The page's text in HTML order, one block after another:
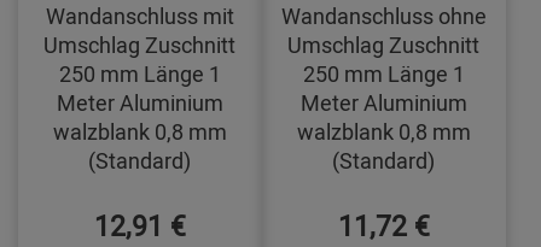
Wandanschluss mit
Umschlag Zuschnitt
250 mm Länge 1
Meter Aluminium
walzblank 0,8 mm
(Standard)
12,91 €
Wandanschluss ohne
Umschlag Zuschnitt
250 mm Länge 1
Meter Aluminium
walzblank 0,8 mm
(Standard)
11,72 €